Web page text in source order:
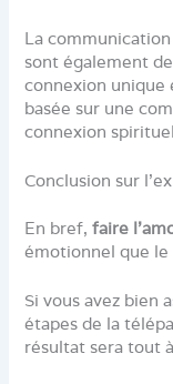
La
sont également
connexion unique
basée sur une
connexion
Conclusion sur
En bref,faire
émotionnel que le
Si vous avez bien
étapes de la
résultat sera tout